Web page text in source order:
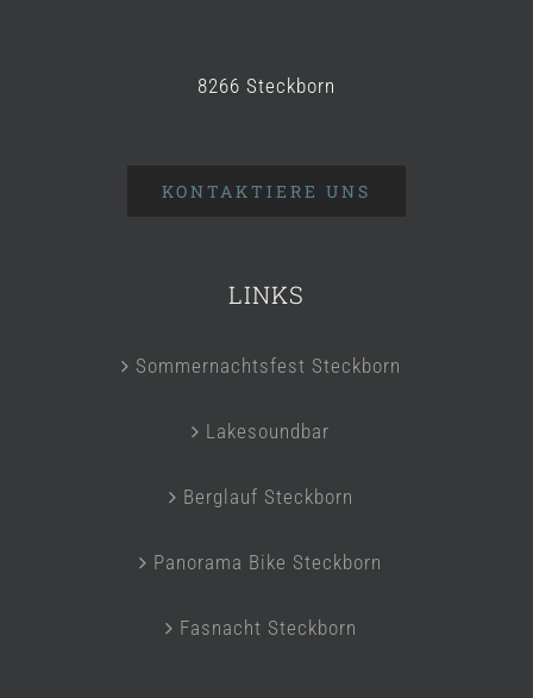
8266 Steckborn
KONTAKTIERE UNS
LINKS
Sommernachtsfest Steckborn
Lakesoundbar
Berglauf Steckborn
Panorama Bike Steckborn
Fasnacht Steckborn